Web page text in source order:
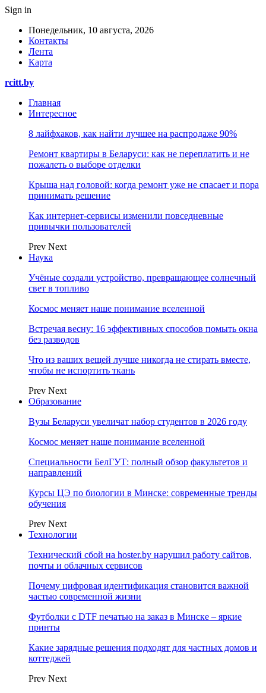
Sign in
Понедельник, 10 августа, 2026
Контакты
Лента
Карта
rcitt.by
Главная
Интересное
8 лайфхаков, как найти лучшее на распродаже 90%
Ремонт квартиры в Беларуси: как не переплатить и не
пожалеть о выборе отделки
Крыша над головой: когда ремонт уже не спасает и пора
принимать решение
Как интернет-сервисы изменили повседневные
привычки пользователей
Prev Next
Наука
Учёные создали устройство, превращающее солнечный
свет в топливо
Космос меняет наше понимание вселенной
Встречая весну: 16 эффективных способов помыть окна
без разводов
Что из ваших вещей лучше никогда не стирать вместе,
чтобы не испортить ткань
Prev Next
Образование
Вузы Беларуси увеличат набор студентов в 2026 году
Космос меняет наше понимание вселенной
Специальности БелГУТ: полный обзор факультетов и
направлений
Курсы ЦЭ по биологии в Минске: современные тренды
обучения
Prev Next
Технологии
Технический сбой на hoster.by нарушил работу сайтов,
почты и облачных сервисов
Почему цифровая идентификация становится важной
частью современной жизни
Футболки с DTF печатью на заказ в Минске – яркие
принты
Какие зарядные решения подходят для частных домов и
коттеджей
Prev Next